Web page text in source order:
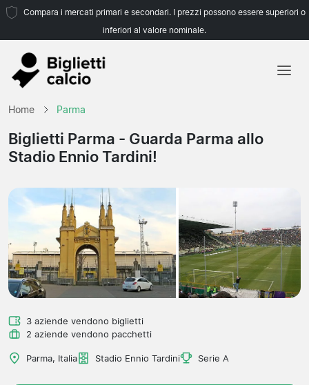
Compara i mercati primari e secondari. I prezzi possono essere superiori o
inferiori al valore nominale.
Squadre
Campionati
Home Parma
Biglietti Parma - Guarda Parma allo
Stadio Ennio Tardini!
3 aziende vendono biglietti
2 aziende vendono pacchetti
Parma, Italia Stadio Ennio Tardini Serie A